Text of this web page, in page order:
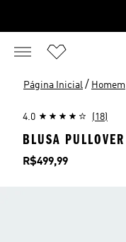
Página Inicial / Homem
4.0 (18)
BLUSA PULLOVER
Preço
R$499,99